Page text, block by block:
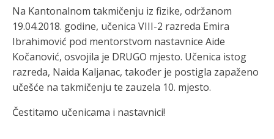
Na Kantonalnom takmičenju iz fizike, održanom
19.04.2018. godine, učenica VIII-2 razreda Emira
Ibrahimović pod mentorstvom nastavnice Aide
Kočanović, osvojila je DRUGO mjesto. Učenica istog
razreda, Naida Kaljanac, također je postigla zapaženo
učešće na takmičenju te zauzela 10. mjesto.
Čestitamo učenicama i nastavnici!